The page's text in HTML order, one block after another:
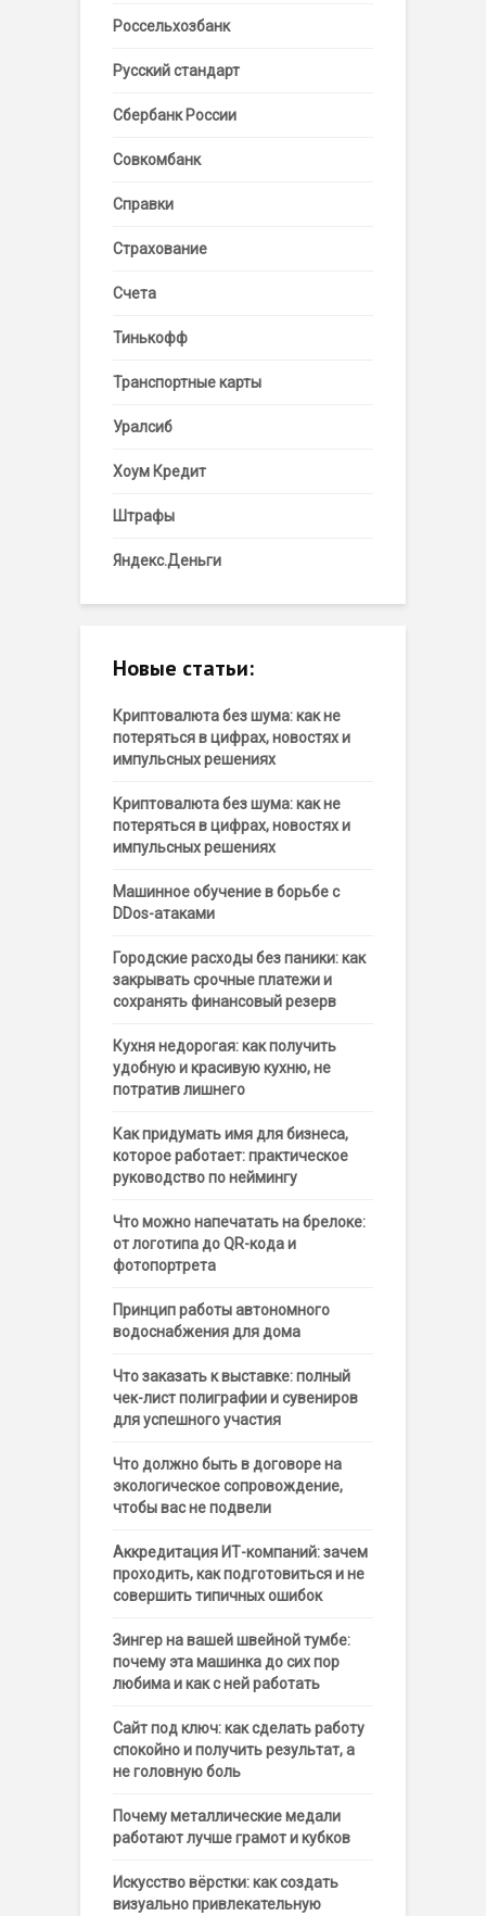
Россельхозбанк
Русский стандарт
Сбербанк России
Совкомбанк
Справки
Страхование
Счета
Тинькофф
Транспортные карты
Уралсиб
Хоум Кредит
Штрафы
Яндекс.Деньги
Новые статьи:
Криптовалюта без шума: как не
потеряться в цифрах, новостях и
импульсных решениях
Криптовалюта без шума: как не
потеряться в цифрах, новостях и
импульсных решениях
Машинное обучение в борьбе с
DDos-атаками
Городские расходы без паники: как
закрывать срочные платежи и
сохранять финансовый резерв
Кухня недорогая: как получить
удобную и красивую кухню, не
потратив лишнего
Как придумать имя для бизнеса,
которое работает: практическое
руководство по неймингу
Что можно напечатать на брелоке:
от логотипа до QR-кода и
фотопортрета
Принцип работы автономного
водоснабжения для дома
Что заказать к выставке: полный
чек-лист полиграфии и сувениров
для успешного участия
Что должно быть в договоре на
экологическое сопровождение,
чтобы вас не подвели
Аккредитация ИТ-компаний: зачем
проходить, как подготовиться и не
совершить типичных ошибок
Зингер на вашей швейной тумбе:
почему эта машинка до сих пор
любима и как с ней работать
Сайт под ключ: как сделать работу
спокойно и получить результат, а
не головную боль
Почему металлические медали
работают лучше грамот и кубков
Искусство вёрстки: как создать
визуально привлекательную